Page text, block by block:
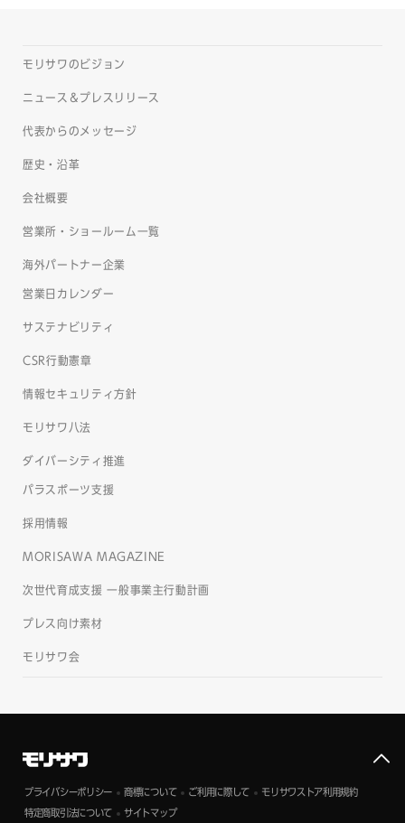
モリサワのビジョン
ニュース＆プレスリリース
代表からのメッセージ
歴史・沿革
会社概要
営業所・ショールーム一覧
海外パートナー企業
営業日カレンダー
サステナビリティ
CSR行動憲章
情報セキュリティ方針
モリサワ八法
ダイバーシティ推進
パラスポーツ支援
採用情報
MORISAWA MAGAZINE
次世代育成支援 一般事業主行動計画
プレス向け素材
モリサワ会
プライバシーポリシー 商標について ご利用に際して モリサワストア利用規約
特定商取引法について サイトマップ